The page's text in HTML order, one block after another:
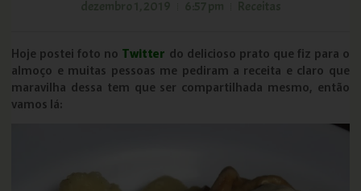
Hoje postei foto no Twitter do delicioso prato que fiz para o
almoço e muitas pessoas me pediram a receita e claro que
maravilha dessa tem que ser compartilhada mesmo, então
vamos lá: